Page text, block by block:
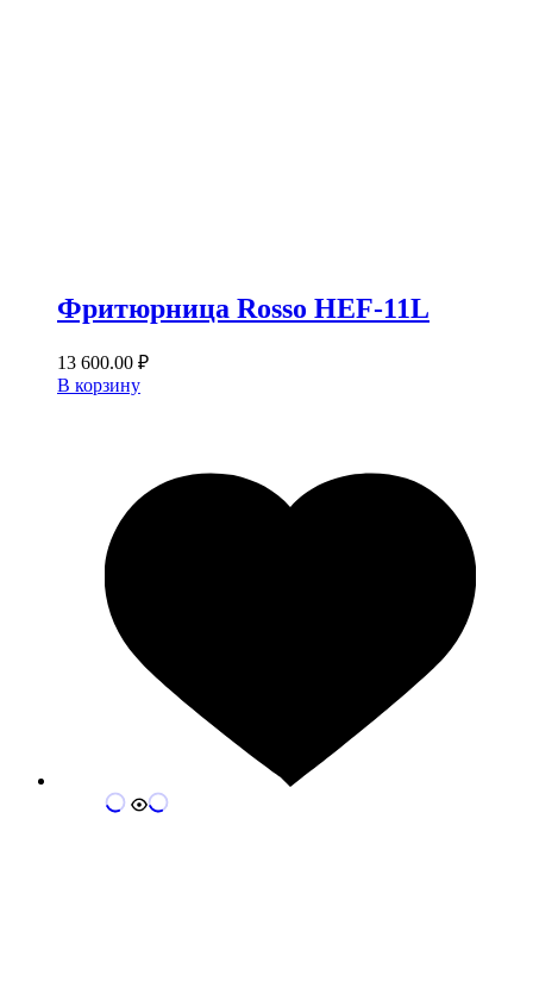
Фритюрница Rosso HEF-11L
13 600.00 ₽
В корзину